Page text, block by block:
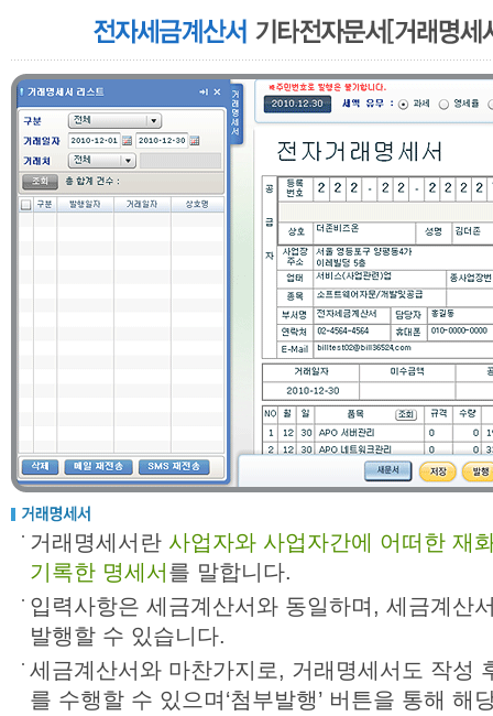
거래명세서란 사업자와 사업자간에 어떠한 재
기록한 명세서 를 말합니다.
입력사항은 세금계산서와 동일하며, 세금계산
발행할 수 있습니다.
세금계산서와 마찬가지로, 거래명세서도 작성
를 수행할 수 있으며‘첨부발행’ 버튼을 통해 해